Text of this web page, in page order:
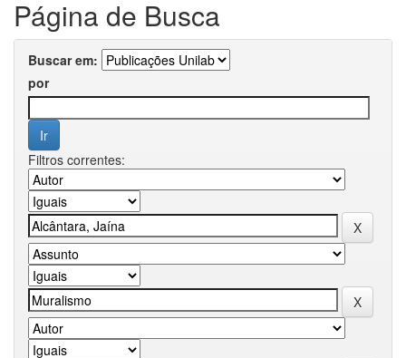
Página de Busca
Buscar em:
por
Filtros correntes: